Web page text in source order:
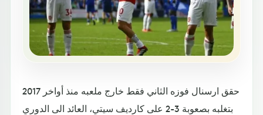
حقق ارسنال فوزه الثاني فقط خارج ملعبه منذ أواخر 2017
بتغلبه بصعوبة 3-2 على كارديف سيتي، العائد الى الدوري